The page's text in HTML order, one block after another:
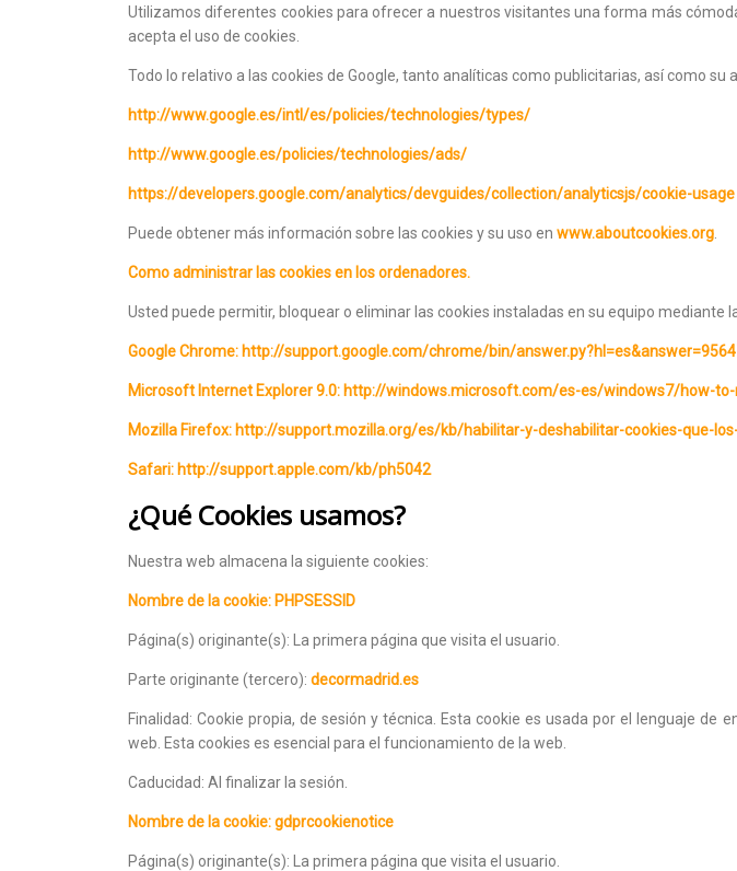
Utilizamos diferentes cookies para ofrecer a nuestros visitantes una forma más
acepta el uso de cookies.
Todo lo relativo a las cookies de Google, tanto analíticas como publicitarias, así como
http://www.google.es/intl/es/policies/technologies/types/
http://www.google.es/policies/technologies/ads/
https://developers.google.com/analytics/devguides/collection/analyticsjs/cookie-usage
Puede obtener más información sobre las cookies y su uso en www.aboutcookies.org
Como administrar las cookies en los ordenadores.
Usted puede permitir, bloquear o eliminar las cookies instaladas en su equipo
Google Chrome: http://support.google.com/chrome/bin/
Microsoft Internet Explorer 9.0: http://windows.microsoft.com/es-es/windows7/how-
Mozilla Firefox: http://support.mozilla.org/es/kb/habilitar-y-deshabilitar-cookies-que-
Safari: http://support.apple.com/kb/ph5042
¿Qué Cookies usamos?
Nuestra web almacena la siguiente cookies:
Nombre de la cookie: PHPSESSID
Página(s) originante(s): La primera página que visita el usuario.
Parte originante (tercero): decormadrid.es
Finalidad: Cookie propia, de sesión y técnica. Esta cookie es usada por el lenguaje
web. Esta cookies es esencial para el funcionamiento de la web.
Caducidad: Al finalizar la sesión.
Nombre de la cookie: gdprcookienotice
Página(s) originante(s): La primera página que visita el usuario.